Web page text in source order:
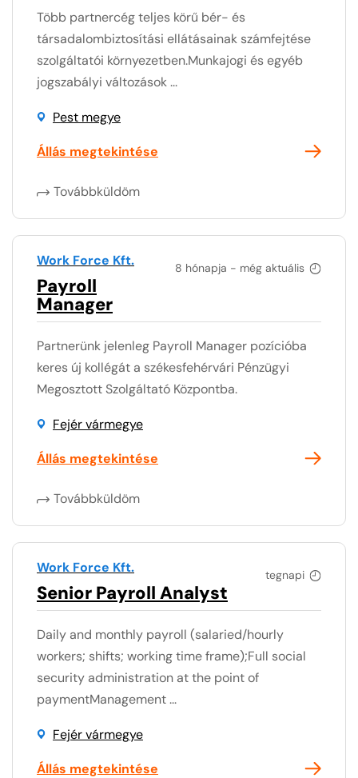
Több partnercég teljes körű bér- és
társadalombiztosítási ellátásainak számfejtése
szolgáltatói környezetben.Munkajogi és egyéb
jogszabályi változások ...
Pest megye
Állás megtekintése
Továbbküldöm
8 hónapja - még aktuális
Work Force Kft.
Payroll
Manager
Partnerünk jelenleg Payroll Manager pozícióba
keres új kollégát a székesfehérvári Pénzügyi
Megosztott Szolgáltató Központba.
Fejér vármegye
Állás megtekintése
Továbbküldöm
tegnapi
Work Force Kft.
Senior Payroll Analyst
Daily and monthly payroll (salaried/hourly
workers; shifts; working time frame);Full social
security administration at the point of
paymentManagement ...
Fejér vármegye
Állás megtekintése